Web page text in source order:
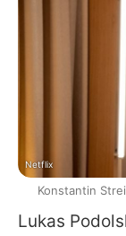
Lukas
Netflix
Konstantin